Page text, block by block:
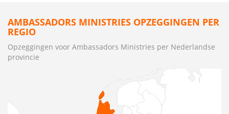
AMBASSADORS MINISTRIES OPZEGGINGEN PER
REGIO
Opzeggingen voor Ambassadors Ministries per Nederlandse
provincie